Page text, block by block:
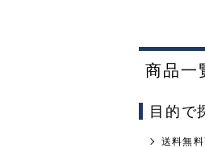
商品一
目的で
送料無